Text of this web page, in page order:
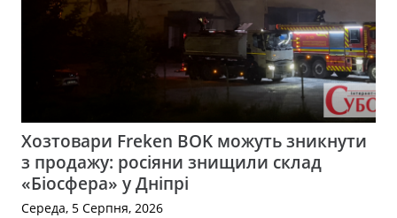
Хозтовари Freken BOK можуть зникнути
з продажу: росіяни знищили склад
«Біосфера» у Дніпрі
Середа, 5 Серпня, 2026